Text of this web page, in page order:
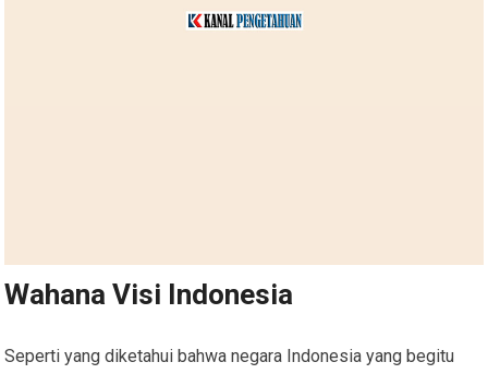
Wahana Visi Indonesia
Seperti yang diketahui bahwa negara Indonesia yang begitu